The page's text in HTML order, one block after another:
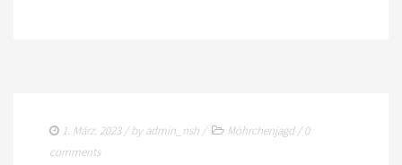
SPONSOREN 2023
1. März. 2023/ byadmin_nsh / Möhrchenjagd/0
comments